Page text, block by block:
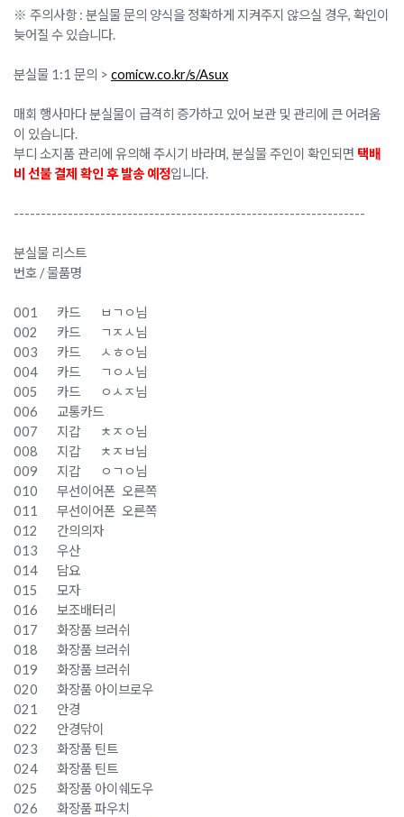
※ 주의사항 : 분실물 문의 양식을 정확하게 지켜주지 않으실 경우, 확인이
늦어질 수 있습니다.
분실물 1:1 문의 > comicw.co.kr/s/Asux
매회 행사마다 분실물이 급격히 증가하고 있어 보관 및 관리에 큰 어려움
이 있습니다.
부디 소지품 관리에 유의해 주시기 바라며, 분실물 주인이 확인되면 택배
비 선불 결제 확인 후 발송 예정입니다.
-----------------------------------------------------------------
분실물 리스트
번호 / 물품명
001 카드
ㅂㄱㅇ님
002
카드
ㄱㅈㅅ님
003
카드
ㅅㅎㅇ님
004
카드
ㄱㅇㅅ님
005
카드
ㅇㅅㅈ님
006
교통카드
007
지갑
ㅊㅈㅇ님
008
지갑
ㅊㅈㅂ님
009
지갑
ㅇㄱㅇ님
010
무선이어폰 오른쪽
011
무선이어폰 오른쪽
012
간의의자
013
우산
014 담요
015
모자
016
보조배터리
017
화장품 브러쉬
018
화장품 브러쉬
019
화장품 브러쉬
020
화장품 아이브로우
021
안경
022
안경닦이
023
화장품 틴트
024
화장품 틴트
025
화장품 아이쉐도우
026
화장품 파우치